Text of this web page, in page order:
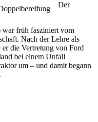
Der
war früh fasziniert vom
Nach der Lehre als
die Vertretung von Ford
bei einem Unfall
um – und damit begann